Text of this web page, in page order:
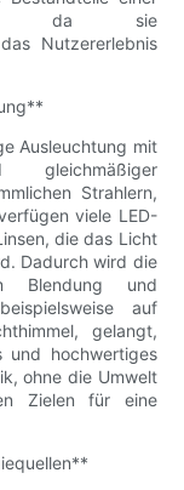
da sie
Nutzererlebnis
Ausleuchtung mit
gleichmäßiger
Strahlern,
viele LED-
die das Licht
Dadurch wird die
Blendung und
auf
gelangt,
und hochwertiges
ohne die Umwelt
Zielen für eine